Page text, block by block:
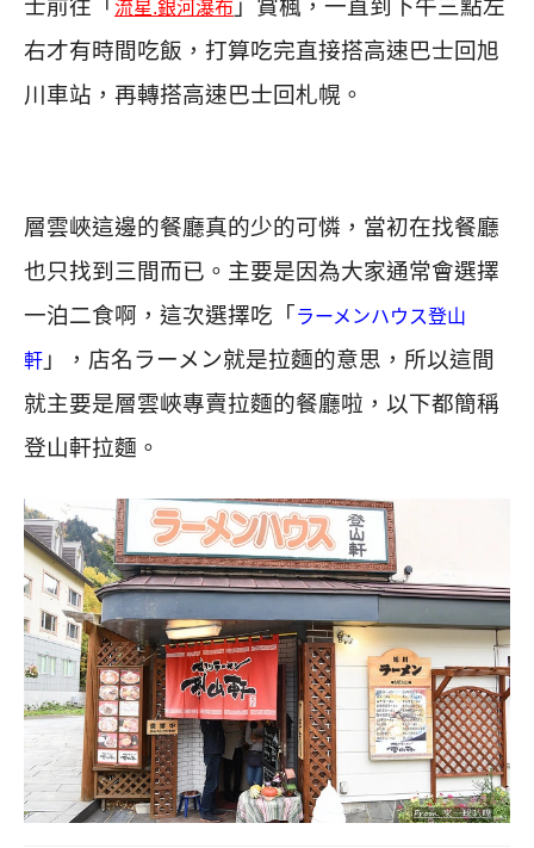
士前往「流星.銀河瀑布 」賞楓，一直到下午三點左
右才有時間吃飯，打算吃完直接搭高速巴士回旭
川車站，再轉搭高速巴士回札幌。
層雲峽這邊的餐廳真的少的可憐，當初在找餐廳
也只找到三間而已。主要是因為大家通常會選擇
一泊二食啊，這次選擇吃「 ラーメンハウス登山
軒 」，店名ラーメン就是拉麵的意思，所以這間
就主要是層雲峽專賣拉麵的餐廳啦，以下都簡稱
登山軒拉麵。